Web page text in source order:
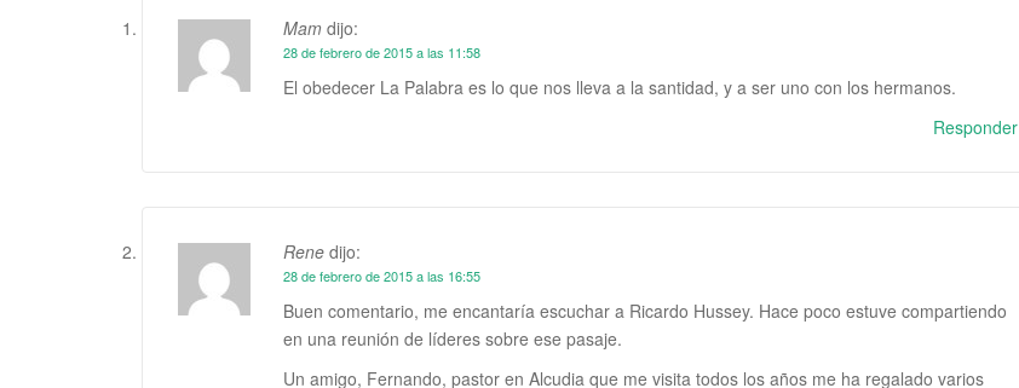
Mam dijo:
28 de febrero de 2015 a las 11:58
El obedecer La Palabra es lo que nos lleva a la santidad, y a ser uno con los hermanos.
Responder
Rene dijo:
28 de febrero de 2015 a las 16:55
Buen comentario, me encantaría escuchar a Ricardo Hussey. Hace poco estuve compartiendo
en una reunión de líderes sobre ese pasaje.
Un amigo, Fernando, pastor en Alcudia que me visita todos los años me ha regalado varios